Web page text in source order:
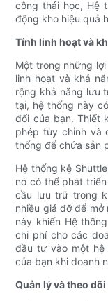
công thái học, Hệ
động kho hiệu quả
Tính linh hoạt và
Một trong những
linh hoạt và khả
rộng khả năng lưu
tại, hệ thống này
đổi của bạn. Thiết
phép tùy chỉnh và
thống để chứa sản
Hệ thống kệ
nó có thể phát
cầu lưu trữ trong
nhiều giá đỡ để
này khiến Hệ
chi phí cho các
đầu tư vào một
của bạn khi doanh
Quản lý và theo